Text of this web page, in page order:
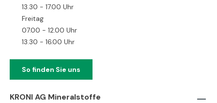
13.30 - 17.00 Uhr
Freitag
07.00 - 12.00 Uhr
13.30 - 16.00 Uhr
So finden Sie uns
KRONI AG Mineralstoffe